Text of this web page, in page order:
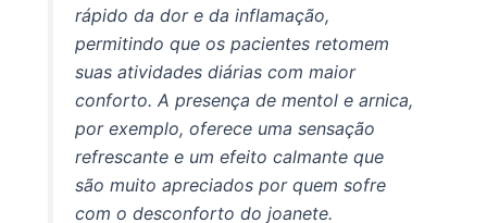
rápido da dor e da inflamação,
permitindo que os pacientes retomem
suas atividades diárias com maior
conforto. A presença de mentol e arnica,
por exemplo, oferece uma sensação
refrescante e um efeito calmante que
são muito apreciados por quem sofre
com o desconforto do joanete.